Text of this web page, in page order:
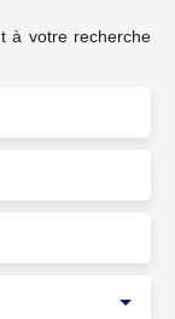
à votre recherche